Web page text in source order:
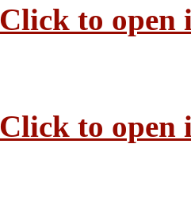
Click to open
Click to open